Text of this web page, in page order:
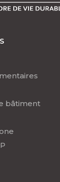
bâtiment